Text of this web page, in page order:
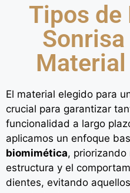
Tipos de
Sonrisa
El material elegido para
crucial para garantizar
funcionalidad a largo
aplicamos un enfoque
biomimética, priorizando
estructura y el
dientes, evitando